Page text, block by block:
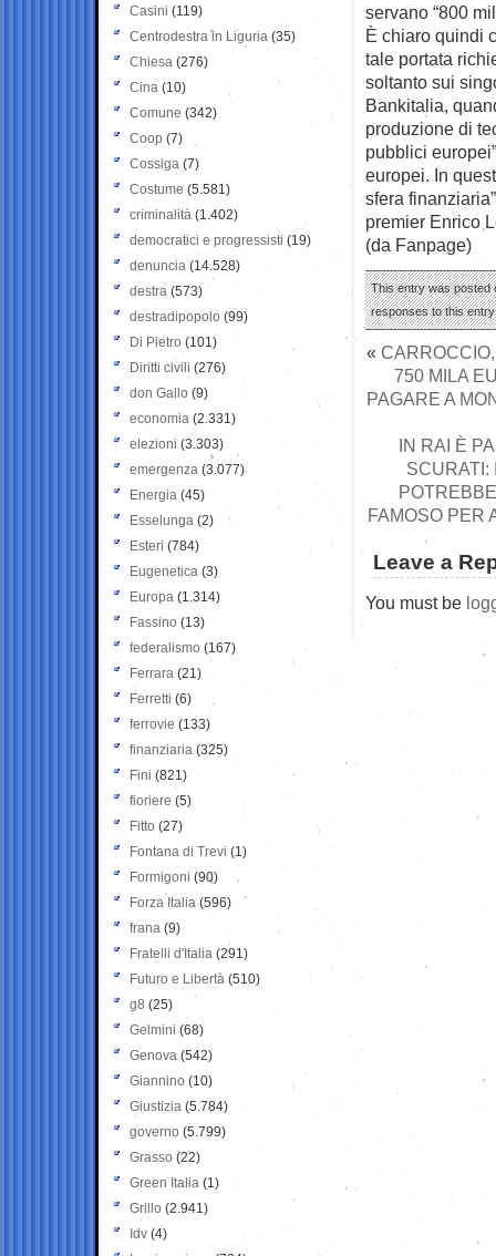
servano “800
È chiaro quindi
tale portata
soltanto sui
Bankitalia,
produzione di
pubblici
europei. In
sfera
premier Enrico
(da Fanpage)
This entry was posted
responses to this
«
750 MILA
PAGARE A
IN RAI È
SCURATI:
FAMOSO PER
Leave a
You must be
Casini (119)
Centrodestra in Liguria (35)
Chiesa (276)
Cina (10)
Comune (342)
Coop (7)
Cossiga (7)
Costume (5.581)
criminalità (1.402)
democratici e progressisti (19)
denuncia (14.528)
destra (573)
destradipopolo (99)
Di Pietro (101)
Diritti civili (276)
don Gallo (9)
economia (2.331)
elezioni (3.303)
emergenza (3.077)
Energia (45)
Esselunga (2)
Esteri (784)
Eugenetica (3)
Europa (1.314)
Fassino (13)
federalismo (167)
Ferrara (21)
Ferretti (6)
ferrovie (133)
finanziaria (325)
Fini (821)
fioriere (5)
Fitto (27)
Fontana di Trevi (1)
Formigoni (90)
Forza Italia (596)
frana (9)
Fratelli d'Italia (291)
Futuro e Libertà (510)
g8 (25)
Gelmini (68)
Genova (542)
Giannino (10)
Giustizia (5.784)
governo (5.799)
Grasso (22)
Green Italia (1)
Grillo (2.941)
Idv (4)